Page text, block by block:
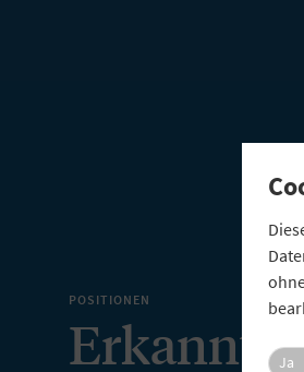
POSITIONEN
Erkannt
Ja